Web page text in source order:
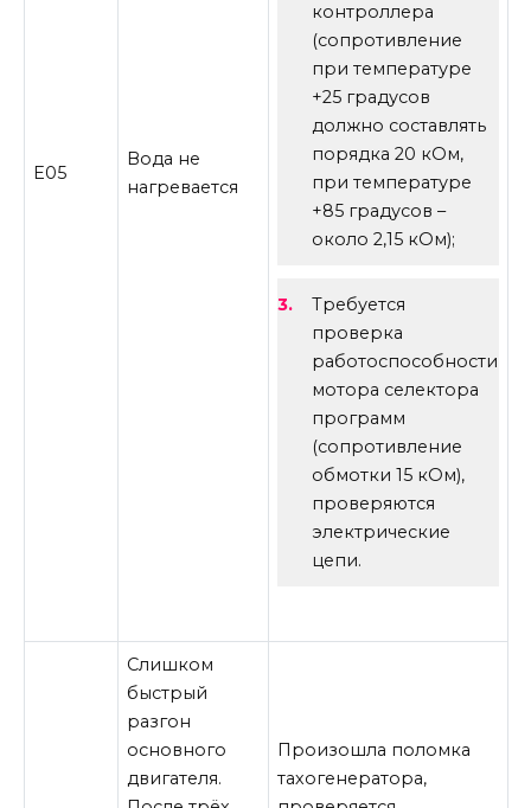
E05
Вода не
нагревается
контроллера
(сопротивление
при температуре
+25 градусов
должно составлять
порядка 20 кОм,
при температуре
+85 градусов –
около 2,15 кОм);
Требуется
проверка
работоспособности
мотора селектора
программ
(сопротивление
обмотки 15 кОм),
проверяются
электрические
цепи.
Слишком
быстрый
разгон
основного
двигателя.
Произошла поломка
тахогенератора,